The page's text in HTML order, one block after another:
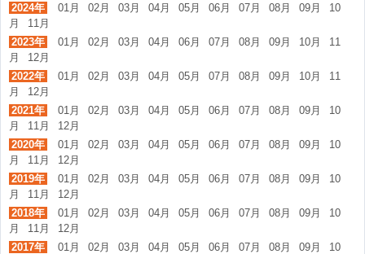
2024年
01月 02月 03月 04月 05月 06月 07月 08月 09月
10
月
11月
2023年
01月 02月 03月 04月 06月 07月 08月 09月 10月
11
月
12月
2022年
01月 02月 03月 04月 05月 07月 08月 09月 10月
11
月
12月
2021年
01月 02月 03月 04月 05月 06月 07月 08月 09月
10
月
11月
12月
2020年
01月 02月 03月 04月 05月 06月 07月 08月 09月
10
月
11月
12月
2019年
01月 02月 03月 04月 05月 06月 07月 08月 09月
10
月
11月
12月
2018年
01月 02月 03月 04月 05月 06月 07月 08月 09月
10
月
11月
12月
2017年
01月 02月 03月 04月 05月 06月 07月 08月 09月
10